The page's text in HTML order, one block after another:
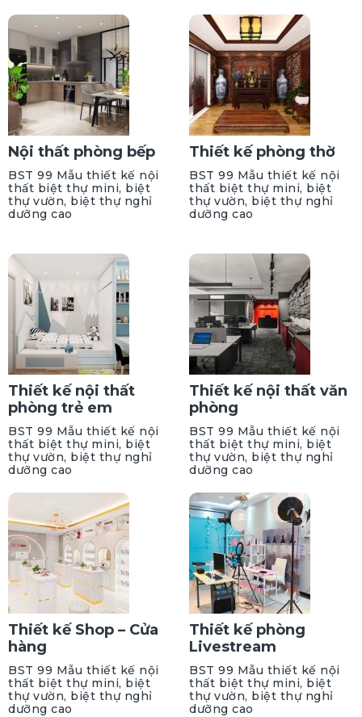
Nội thất phòng bếp
BST 99 Mẫu thiết kế nội
thất biệt thự mini, biệt
thự vườn, biệt thự nghỉ
dưỡng cao
Thiết kế phòng thờ
BST 99 Mẫu thiết kế nội
thất biệt thự mini, biệt
thự vườn, biệt thự nghỉ
dưỡng cao
Thiết kế nội thất
phòng trẻ em
BST 99 Mẫu thiết kế nội
thất biệt thự mini, biệt
thự vườn, biệt thự nghỉ
dưỡng cao
Thiết kế nội thất văn
phòng
BST 99 Mẫu thiết kế nội
thất biệt thự mini, biệt
thự vườn, biệt thự nghỉ
dưỡng cao
Thiết kế Shop – Cửa
hàng
BST 99 Mẫu thiết kế nội
thất biệt thự mini, biệt
thự vườn, biệt thự nghỉ
dưỡng cao
Thiết kế phòng
Livestream
BST 99 Mẫu thiết kế nội
thất biệt thự mini, biệt
thự vườn, biệt thự nghỉ
dưỡng cao